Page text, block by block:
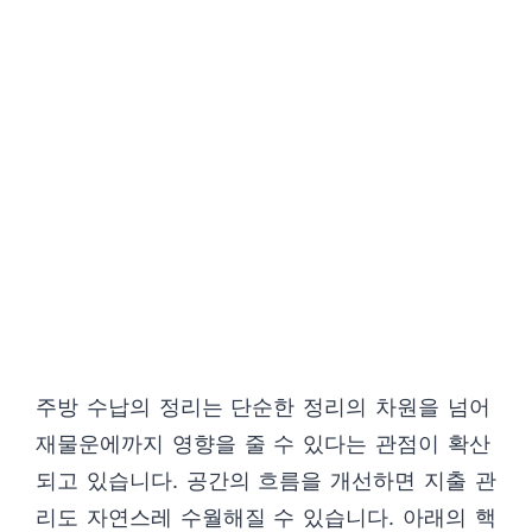
주방 수납의 정리는 단순한 정리의 차원을 넘어
재물운에까지 영향을 줄 수 있다는 관점이 확산
되고 있습니다. 공간의 흐름을 개선하면 지출 관
리도 자연스레 수월해질 수 있습니다. 아래의 핵